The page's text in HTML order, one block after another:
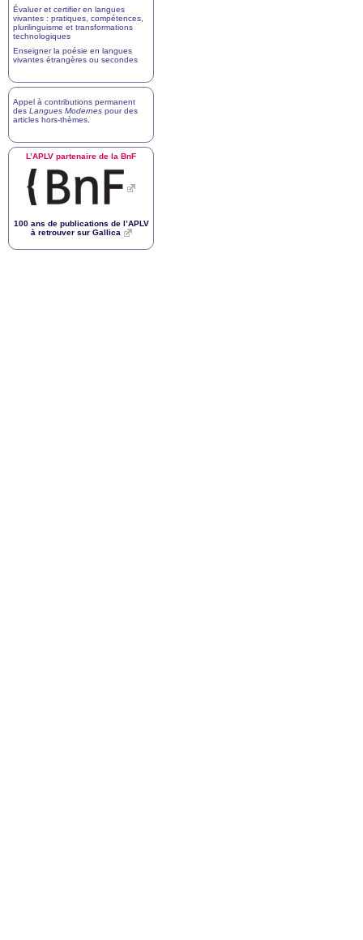
Évaluer et certifier en langues
vivantes : pratiques, compétences,
plurilinguisme et transformations
technologiques
Enseigner la poésie en langues
vivantes étrangères ou secondes
Appel à contributions permanent
des Langues Modernes pour des
articles hors-thèmes
L’APLV partenaire de la BnF
100 ans de publications de l’APLV
à retrouver sur Gallica